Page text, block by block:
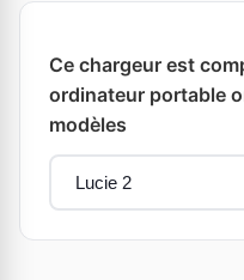
Ce chargeur est
ordinateur portable
modèles